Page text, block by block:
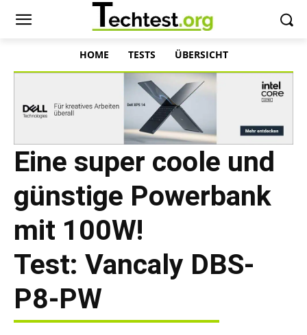
HOME TESTS ÜBERSICHT
Eine super coole und
günstige Powerbank
mit 100W!
Test: Vancaly DBS-
P8-PW